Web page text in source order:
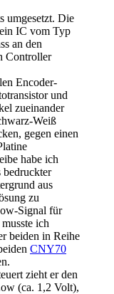
umgesetzt. Die
IC vom Typ
an den
Controller
Encoder-
und
zueinander
Weiß
gegen einen
habe ich
bedruckter
aus
zu
Signal für
ich
beiden in Reihe
CNY70
zieht er den
(ca. 1,2 Volt),